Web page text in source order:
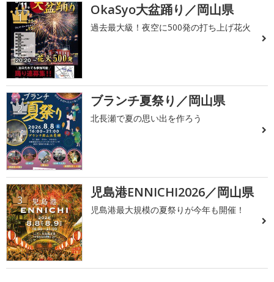
1 OkaSyo大盆踊り／岡山県
過去最大級！夜空に500発の打ち上げ花火
2 ブランチ夏祭り／岡山県
北長瀬で夏の思い出を作ろう
3 児島港ENNICHI2026／岡山県
児島港最大規模の夏祭りが今年も開催！